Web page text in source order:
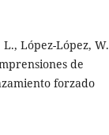
López-López, W.
de
forzado